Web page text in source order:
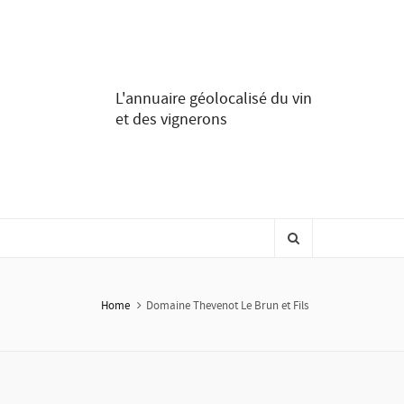
L'annuaire géolocalisé du vin
et des vignerons
Home Domaine Thevenot Le Brun et Fils